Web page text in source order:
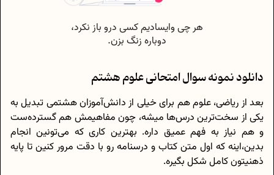
دانلود نمونه سوال امتحانی علوم هشتم
بعد از ریاضی، علوم هم برای خیلی از دانش‌آموزان هشتمی تبدیل به
یکی از سخت‌ترین درس‌ها میشه، چون مفاهیمش هم گسترده‌ست
و هم نیاز به فهم عمیق داره. بهترین کاری که می‌تونین انجام
بدین،اینه که اول متن کتاب و درسنامه رو با دقت مرور کنین تا پایه
ذهنیتون کامل شکل بگیره.